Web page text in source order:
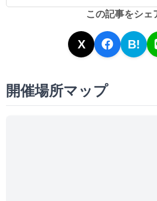
この記事をシェ
X B!
開催場所マップ